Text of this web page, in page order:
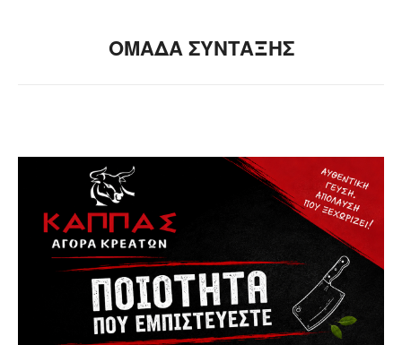
ΟΜΑΔΑ ΣΥΝΤΑΞΗΣ